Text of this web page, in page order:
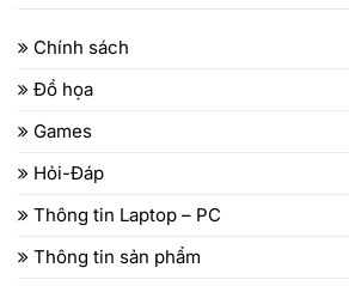
Chính sách
Đồ họa
Games
Hỏi-Đáp
Thông tin Laptop – PC
Thông tin sản phẩm